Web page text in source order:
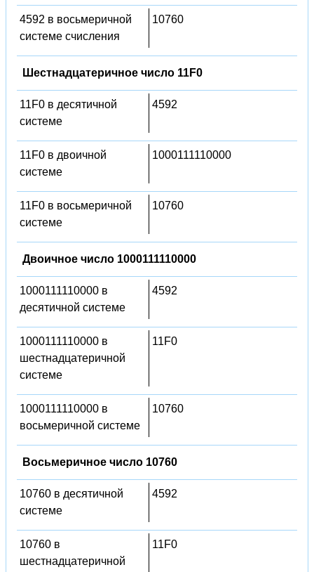
4592 в восьмеричной
системе счисления
10760
Шестнадцатеричное число 11F0
11F0 в десятичной
системе
4592
11F0 в двоичной
системе
1000111110000
11F0 в восьмеричной
системе
10760
Двоичное число 1000111110000
1000111110000 в
десятичной системе
4592
1000111110000 в
шестнадцатеричной
системе
11F0
1000111110000 в
восьмеричной системе
10760
Восьмеричное число 10760
10760 в десятичной
системе
4592
10760 в
шестнадцатеричной
11F0